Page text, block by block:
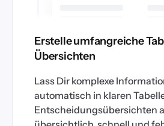
Erstelle umfangreiche
Übersichten
Lass Dir komplexe
automatisch in klaren
Entscheidungsübersichten